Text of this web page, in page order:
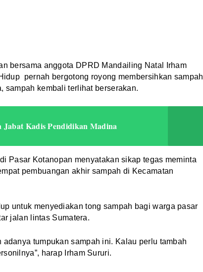
bersama anggota DPRD Mandailing Natal Irham
pernah bergotong royong membersihkan sampah
sampah kembali terlihat berserakan.
Kadis Pendidikan Madina
Pasar Kotanopan menyatakan sikap tegas meminta
pembuangan akhir sampah di Kecamatan
untuk menyediakan tong sampah bagi warga pasar
jalan lintas Sumatera.
tumpukan sampah ini. Kalau perlu tambah
harap Irham Sururi.